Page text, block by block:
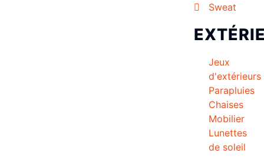
Sweat
Jeux
d'extérieurs
Parapluies
Chaises
Mobilier
Lunettes
de soleil